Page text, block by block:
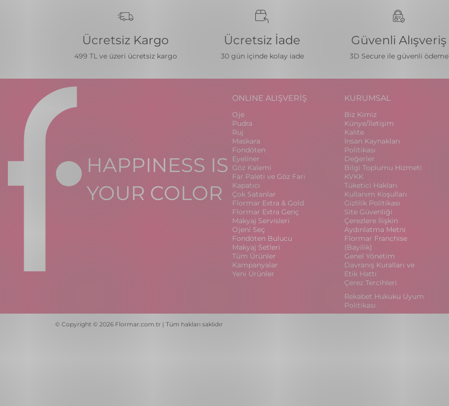
Ücretsiz Kargo
499 TL ve üzeri ücretsiz kargo
Ücretsiz İade
30 gün içinde kolay iade
Güvenli Alışveriş
3D Secure ile güvenli ödeme
HAPPINESS IS
YOUR COLOR
ONLINE ALIŞVERİŞ
Oje
Pudra
Ruj
Maskara
Fondöten
Eyeliner
Göz Kalemi
Far Paleti ve Göz Farı
Kapatıcı
Çok Satanlar
Flormar Extra & Gold
Flormar Extra Genç
Makyaj Servisleri
Ojeni Seç
Fondöten Bulucu
Makyaj Setleri
Tüm Ürünler
Kampanyalar
Yeni Ürünler
KURUMSAL
Biz Kimiz
Künye/İletişim
Kalite
İnsan Kaynakları
Politikası
Değerler
Bilgi Toplumu Hizmeti
KVKK
Tüketici Hakları
Kullanım Koşulları
Gizlilik Politikası
Site Güvenliği
Çerezlere İlişkin
Aydınlatma Metni
Flormar Franchise
(Bayilik)
Genel Yönetim
Davranış Kuralları ve
Etik Hattı
Çerez Tercihleri
Rekabet Hukuku Uyum
Politikası
© Copyright © 2026 Flormar.com.tr | Tüm hakları saklıdır